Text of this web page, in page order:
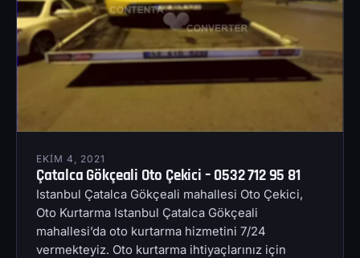
EKIM 4, 2021
Çatalca Gökçeali Oto Çekici – 0532 712 95 81
Istanbul Çatalca Gökçeali mahallesi Oto Çekici,
Oto Kurtarma Istanbul Çatalca Gökçeali
mahallesi’da oto kurtarma hizmetini 7/24
vermekteyiz. Oto kurtarma ihtiyaçlarınız için